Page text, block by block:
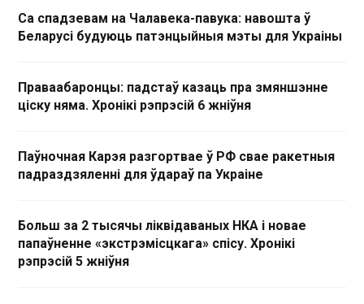
Са спадзевам на Чалавека-павука: навошта ў
Беларусі будуюць патэнцыйныя мэты для Украіны
Праваабаронцы: падстаў казаць пра змяншэнне
ціску няма. Хронікі рэпрэсій 6 жніўня
Паўночная Карэя разгортвае ў РФ свае ракетныя
падраздзяленні для ўдараў па Украіне
Больш за 2 тысячы ліквідаваных НКА і новае
папаўненне «экстрэмісцкага» спісу. Хронікі
рэпрэсій 5 жніўня